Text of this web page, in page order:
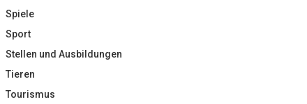
Spiele
Sport
Stellen und Ausbildungen
Tieren
Tourismus